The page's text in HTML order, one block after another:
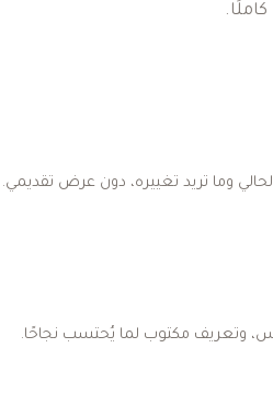
كاملًا.
وما تريد تغييره، دون عرض تقديمي.
وتعريف مكتوب لما يُحتسب نجاحًا.